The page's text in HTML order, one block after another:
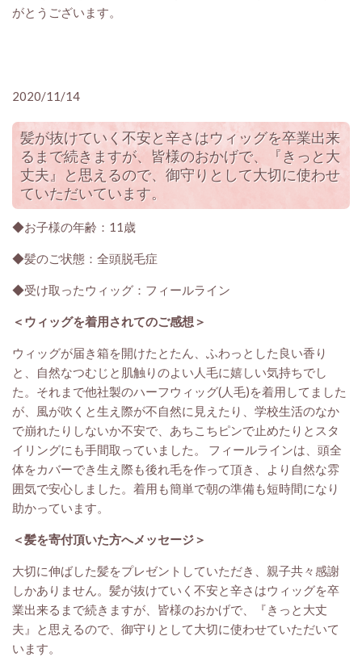
がとうございます。
2020/11/14
髪が抜けていく不安と辛さはウィッグを卒業出来
るまで続きますが、皆様のおかげで、『きっと大
丈夫』と思えるので、御守りとして大切に使わせ
ていただいています。
◆お子様の年齢：11歳
◆髪のご状態：全頭脱毛症
◆受け取ったウィッグ：フィールライン
＜ウィッグを着用されてのご感想＞
ウィッグが届き箱を開けたとたん、ふわっとした良い香り
と、自然なつむじと肌触りのよい人毛に嬉しい気持ちでし
た。それまで他社製のハーフウィッグ(人毛)を着用してました
が、風が吹くと生え際が不自然に見えたり、学校生活のなか
で崩れたりしないか不安で、あちこちピンで止めたりとスタ
イリングにも手間取っていました。 フィールラインは、頭全
体をカバーでき生え際も後れ毛を作って頂き、より自然な雰
囲気で安心しました。着用も簡単で朝の準備も短時間になり
助かっています。
＜髪を寄付頂いた方へメッセージ＞
大切に伸ばした髪をプレゼントしていただき、親子共々感謝
しかありません。髪が抜けていく不安と辛さはウィッグを卒
業出来るまで続きますが、皆様のおかげで、『きっと大丈
夫』と思えるので、御守りとして大切に使わせていただいて
います。